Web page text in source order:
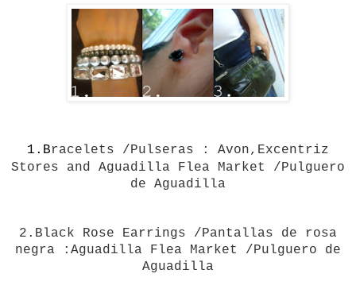
1.Bracelets /Pulseras : Avon,Excentriz
Stores and Aguadilla
Flea Market /Pulguero
de Aguadilla
2. Black Rose
Earrings /Pantallas de rosa
negra : Aguadilla
Flea Market /Pulguero de
Aguadilla